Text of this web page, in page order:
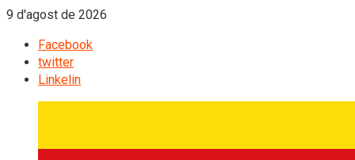
9 d'agost de 2026
Facebook
twitter
Linkelin